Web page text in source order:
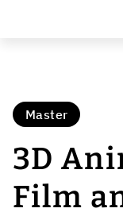
Master
3D
Film